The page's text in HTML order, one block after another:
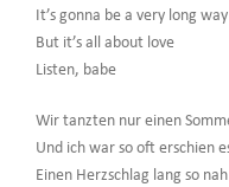
It’s gonna be a very long way
But it’s all about love
Listen, babe
Wir tanzten nur einen
Und ich war so oft erschien
Einen Herzschlag lang so